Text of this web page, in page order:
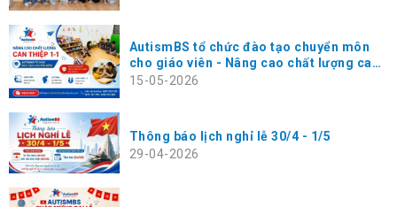
AutismBS tổ chức đào tạo chuyển môn
cho giáo viên - Nâng cao chất lượng can
thiệp 1-1 cho trẻ
15-05-2026
Thông báo lịch nghỉ lễ 30/4 - 1/5
29-04-2026